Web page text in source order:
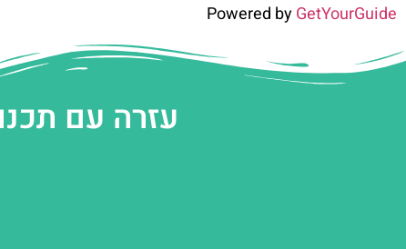
Powered byGetYourGuide
עזרה עם